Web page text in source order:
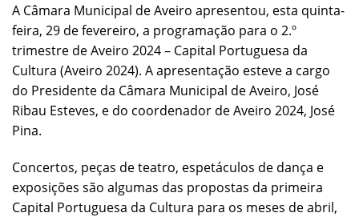
A Câmara Municipal de Aveiro apresentou, esta quinta-
feira, 29 de fevereiro, a programação para o 2.º
trimestre de Aveiro 2024 – Capital Portuguesa da
Cultura (Aveiro 2024). A apresentação esteve a cargo
do Presidente da Câmara Municipal de Aveiro, José
Ribau Esteves, e do coordenador de Aveiro 2024, José
Pina.
Concertos, peças de teatro, espetáculos de dança e
exposições são algumas das propostas da primeira
Capital Portuguesa da Cultura para os meses de abril,